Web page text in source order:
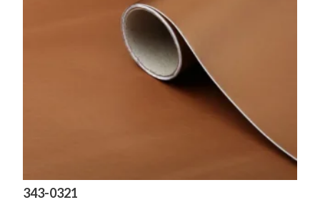
343-0321